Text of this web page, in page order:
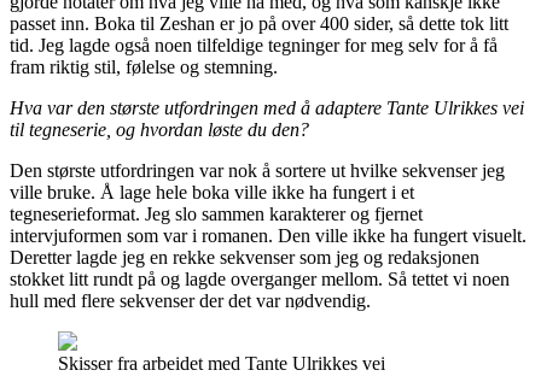
passet inn. Boka til Zeshan er jo på over 400 sider, så dette tok litt
tid. Jeg lagde også noen tilfeldige tegninger for meg selv for å få
fram riktig stil, følelse og stemning.
Hva var den største utfordringen med å adaptere Tante Ulrikkes vei
til tegneserie, og hvordan løste du den?
Den største utfordringen var nok å sortere ut hvilke sekvenser jeg
ville bruke. Å lage hele boka ville ikke ha fungert i et
tegneserieformat. Jeg slo sammen karakterer og fjernet
intervjuformen som var i romanen. Den ville ikke ha fungert visuelt.
Deretter lagde jeg en rekke sekvenser som jeg og redaksjonen
stokket litt rundt på og lagde overganger mellom. Så tettet vi noen
hull med flere sekvenser der det var nødvendig.
Skisser fra arbeidet med Tante Ulrikkes vei